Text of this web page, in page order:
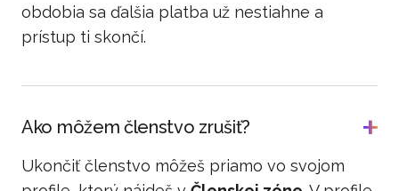
obdobia sa ďalšia platba už nestiahne a
prístup ti skončí.
Ako môžem členstvo zrušiť?
Ukončiť členstvo môžeš priamo vo svojom